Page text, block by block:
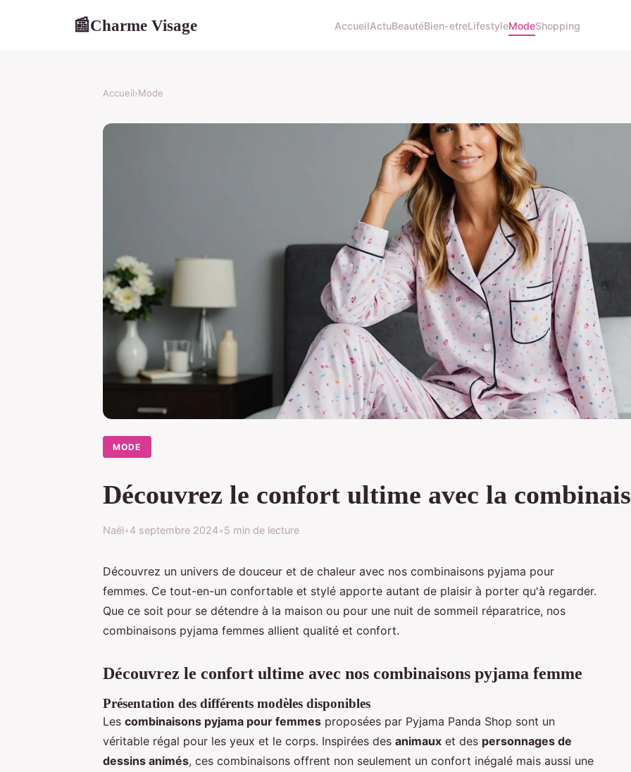
📰Charme Visage AccueilActuBeautéBien-etreLifestyleModeShopping
Accueil›Mode
MODE
Découvrez le confort ultime avec la
Naël•4 septembre 2024•5 min de lecture
Découvrez un univers de douceur et de chaleur avec nos combinaisons pyjama pour
femmes. Ce tout-en-un confortable et stylé apporte autant de plaisir à porter qu'à regarder.
Que ce soit pour se détendre à la maison ou pour une nuit de sommeil réparatrice, nos
combinaisons pyjama femmes allient qualité et confort.
Découvrez le confort ultime avec nos combinaisons pyjama femme
Présentation des différents modèles disponibles
Les combinaisons pyjama pour femmes proposées par Pyjama Panda Shop sont un
véritable régal pour les yeux et le corps. Inspirées des animaux et des personnages de
dessins animés, ces combinaisons offrent non seulement un confort inégalé mais aussi une